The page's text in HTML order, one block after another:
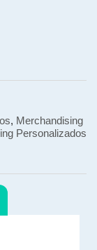
, Merchandising
Personalizados